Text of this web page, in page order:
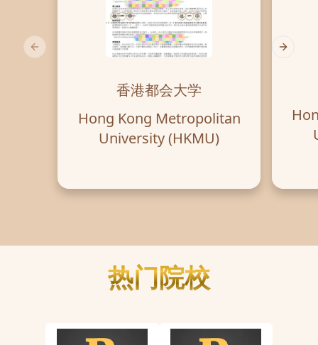
香港都会大学
Hong Kong Metropolitan
University (HKMU)
微信扫码 ^
Previous slide Next
热门院校